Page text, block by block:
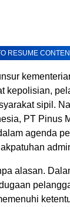
RESUME
kepolisian,
sipil.
PT Pinus
agenda
alasan.